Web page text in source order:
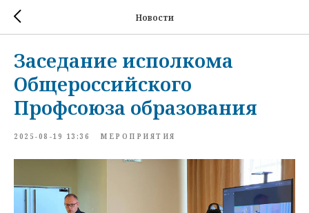
Новости
Заседание исполкома
Общероссийского
Профсоюза образования
2025-08-19 13:36 МЕРОПРИЯТИЯ